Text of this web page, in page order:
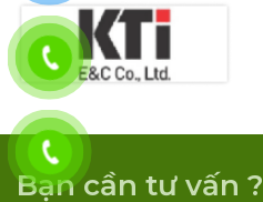
Bạn cần tư vấn ?